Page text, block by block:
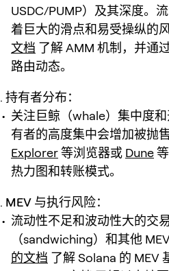
USDC/PUMP）及其深度。
着巨大的滑点和易受操纵的
文档 了解 AMM 机制，并通
路由动态。
持有者分布：
关注巨鲸（whale）集中度
有者的高度集中会增加被抛
Explorer等浏览器或 Dune
热力图和转账模式。
MEV 与执行风险：
流动性不足和波动性大的交
（sandwiching）和其他
的文档 了解 Solana 的 MEV